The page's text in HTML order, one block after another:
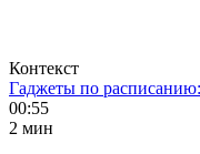
Контекст
Гаджеты по
00:55
2 мин